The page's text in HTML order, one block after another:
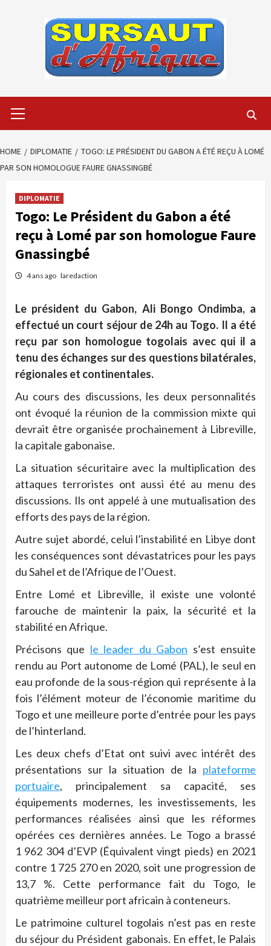
Menu
HOME DIPLOMATIE
TOGO: LE PRÉSIDENT DU GABON A ÉTÉ REÇU À LOMÉ
PAR SON HOMOLOGUE FAURE GNASSINGBÉ
DIPLOMATIE
Togo: Le Président du Gabon a été
reçu à Lomé par son homologue Faure
Gnassingbé
4 ans ago laredaction
Le président du Gabon, Ali Bongo Ondimba, a
effectué un court séjour de 24h au Togo. Il a été
reçu par son homologue togolais avec qui il a
tenu des échanges sur des questions bilatérales,
régionales et continentales.
Au cours des discussions, les deux personnalités
ont évoqué la réunion de la commission mixte qui
devrait être organisée prochainement à Libreville,
la capitale gabonaise.
La situation sécuritaire avec la multiplication des
attaques terroristes ont aussi été au menu des
discussions. Ils ont appelé à une mutualisation des
efforts des pays de la région.
Autre sujet abordé, celui l’instabilité en Libye dont
les conséquences sont dévastatrices pour les pays
du Sahel et de l’Afrique de l’Ouest.
Entre Lomé et Libreville, il existe une volonté
farouche de maintenir la paix, la sécurité et la
stabilité en Afrique.
Précisons que le leader du Gabon s’est ensuite
rendu au Port autonome de Lomé (PAL), le seul en
eau profonde de la sous-région qui représente à la
fois l’élément moteur de l’économie maritime du
Togo et une meilleure porte d’entrée pour les pays
de l’hinterland.
Les deux chefs d’Etat ont suivi avec intérêt des
présentations sur la situation de la plateforme
portuaire, principalement sa capacité, ses
équipements modernes, les investissements, les
performances réalisées ainsi que les réformes
opérées ces dernières années. Le Togo a brassé
1 962 304 d’EVP (Équivalent vingt pieds) en 2021
contre 1 725 270 en 2020, soit une progression de
13,7 %. Cette performance fait du Togo, le
quatrième meilleur port africain à conteneurs.
Le patrimoine culturel togolais n’est pas en reste
du séjour du Président gabonais. En effet, le Palais